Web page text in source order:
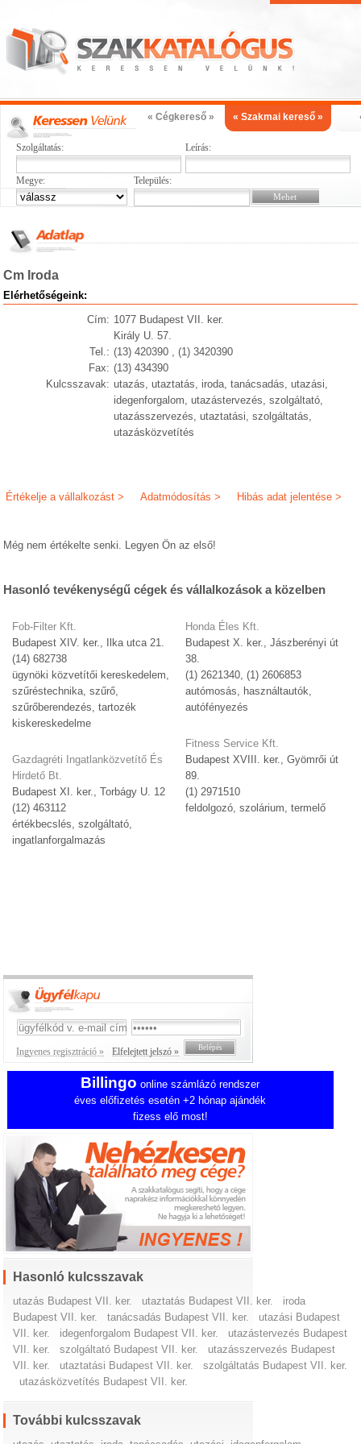
« Cégkereső » « Szakmai kereső »
Szolgáltatás: Leírás:
Megye: Település:
Cm Iroda
Elérhetőségeink:
Cím: 1077 Budapest VII. ker.
Király U. 57.
Tel.: (13) 420390 , (1) 3420390
Fax: (13) 434390
Kulcsszavak: utazás, utaztatás, iroda, tanácsadás, utazási,
idegenforgalom, utazástervezés, szolgáltató,
utazásszervezés, utaztatási, szolgáltatás,
utazásközvetítés
Hibás adat jelentése >
Adatmódosítás >
Értékelje a vállalkozást >
Még nem értékelte senki. Legyen Ön az első!
Hasonló tevékenységű cégek és vállalkozások a közelben
Fob-Filter Kft.
Budapest XIV. ker., Ilka utca 21.
(14) 682738
ügynöki közvetítői kereskedelem,
szűréstechnika, szűrő,
szűrőberendezés, tartozék
kiskereskedelme
Gazdagréti Ingatlanközvetítő És
Hirdető Bt.
Budapest XI. ker., Torbágy U. 12
(12) 463112
értékbecslés, szolgáltató,
ingatlanforgalmazás
Honda Éles Kft.
Budapest X. ker., Jászberényi út
38.
(1) 2621340, (1) 2606853
autómosás, használtautók,
autófényezés
Fitness Service Kft.
Budapest XVIII. ker., Gyömrői út
89.
(1) 2971510
feldolgozó, szolárium, termelő
Ingyenes regisztráció » Elfelejtett jelszó »
Billingo online számlázó rendszer
éves előfizetés esetén +2 hónap ajándék
fizess elő most!
Hasonló kulcsszavak
utazás Budapest VII. ker. utaztatás Budapest VII. ker.
iroda
Budapest VII. ker.
tanácsadás Budapest VII. ker.
utazási Budapest
VII. ker.
idegenforgalom Budapest VII. ker.
utazástervezés Budapest
VII. ker.
szolgáltató Budapest VII. ker.
utazásszervezés Budapest
VII. ker.
utaztatási Budapest VII. ker.
szolgáltatás Budapest VII. ker.
utazásközvetítés Budapest VII. ker.
További kulcsszavak